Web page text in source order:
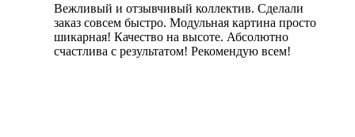
Вежливый и отзывчивый коллектив. Сделали
заказ совсем быстро. Модульная картина просто
шикарная! Качество на высоте. Абсолютно
счастлива с результатом! Рекомендую всем!